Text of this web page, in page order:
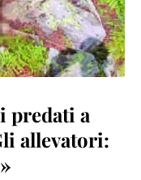
predati a
allevatori: